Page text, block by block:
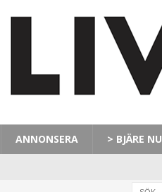
ANNONSERA > BJÄRE NU